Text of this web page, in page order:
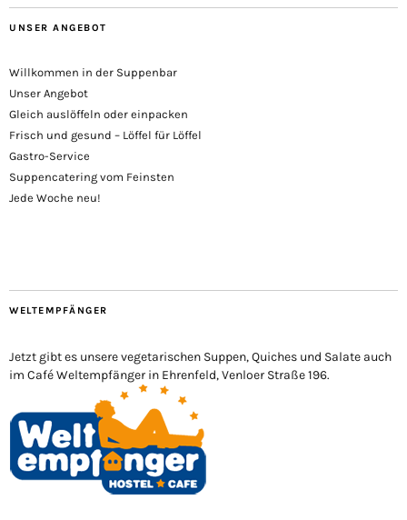
UNSER ANGEBOT
Willkommen in der Suppenbar
Unser Angebot
Gleich auslöffeln oder einpacken
Frisch und gesund – Löffel für Löffel
Gastro-Service
Suppencatering vom Feinsten
Jede Woche neu!
WELTEMPFÄNGER
Jetzt gibt es unsere vegetarischen Suppen, Quiches und Salate auch
im Café Weltempfänger in Ehrenfeld, Venloer Straße 196.